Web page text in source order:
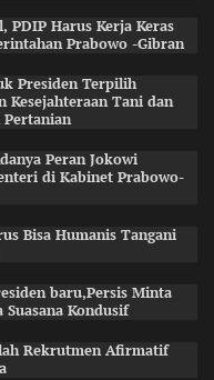
PDIP Harus Kerja Keras
Prabowo -Gibran
Presiden Terpilih
Kesejahteraan Tani dan
Peran Jokowi
di Kabinet Prabowo-
Bisa Humanis Tangani
baru,Persis Minta
Kondusif
Rekrutmen Afirmatif